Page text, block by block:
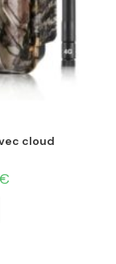
cloud